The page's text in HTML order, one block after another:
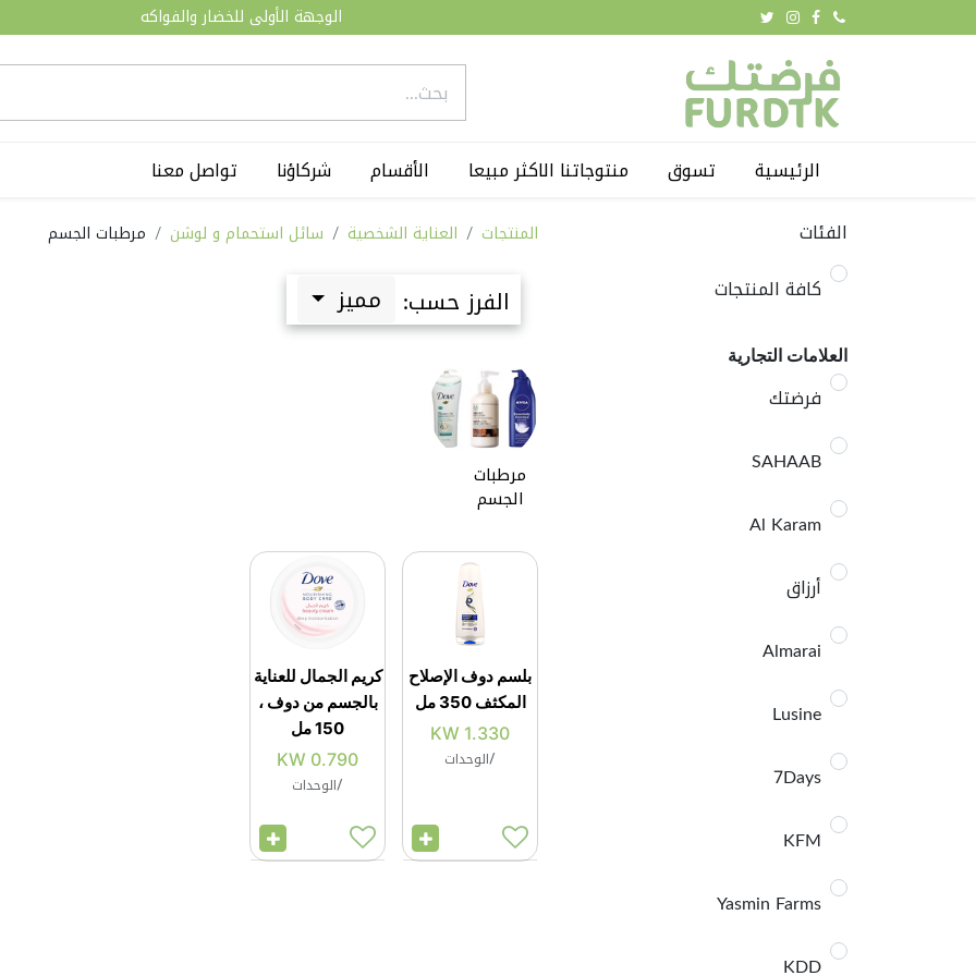
الوجهة الأولى للخضار والفواكه
الرئيسية تسوق منتوجاتنا الاكثر مبيعا الأقسام شركاؤنا
تواصل معنا
الفئات
كافة المنتجات
العلامات التجارية
فرضتك
SAHAAB
Al Karam
أرزاق
Almarai
Lusine
7Days
KFM
Yasmin Farms
KDD
المنتجات العناية الشخصية سائل استحمام و لوشن مرطبات الجسم
الفرز حسب: مميز
مرطبات
الجسم
بلسم دوف الإصلاح
المكثف 350 مل
1.330
/الوحدات
كريم الجمال للعناية
بالجسم من دوف ،
150 مل
0.790
/الوحدات